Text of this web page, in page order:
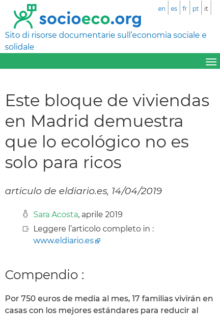
Sito di risorse documentarie sull’economia sociale e
solidale
en es fr pt it
Este bloque de viviendas
en Madrid demuestra
que lo ecológico no es
solo para ricos
articulo de eldiario.es, 14/04/2019
Sara Acosta, aprile 2019
Leggere l’articolo completo in :
www.eldiario.es
Compendio :
Por 750 euros de media al mes, 17 familias vivirán en
casas con los mejores estándares para reducir al